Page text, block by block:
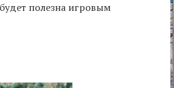
полезна игровым